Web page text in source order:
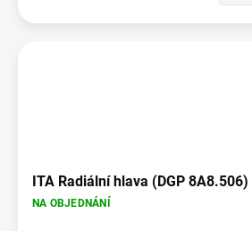
ITA Radiální hlava (DGP 8A8.506)
NA OBJEDNÁNÍ